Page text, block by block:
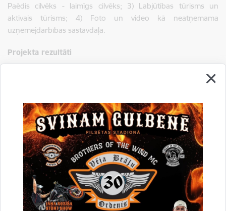
Paēdis cilvēks - laimīgs cilvēks; 3) Labjūtības tūrisms un
aktīvais tūrisms; 4) Foto un video kā neatņemama
uzņēmējdarbības sastāvdaļa.
Projekta rezultāti
Veicināta ekonomiskās vides, uzņēmējdarbības potenciāla un
jauniešu iniciatīvu attīstība Gulbenes novadā, veicinot
kas paaugstina arī dzīvesprasmes.
Projekta ilgums
03.2025. – 12.2025.
Projekta finansējums
Projekta kopējās izmaksas: 6000.00 EUR